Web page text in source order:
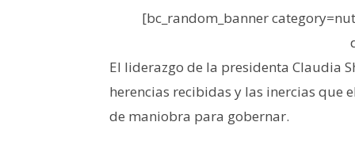
[bc_random_banner
El liderazgo de la presidenta Claudia
herencias recibidas y las inercias que
de maniobra para gobernar.